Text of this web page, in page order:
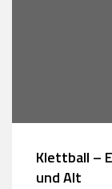
Klettball –
und Alt